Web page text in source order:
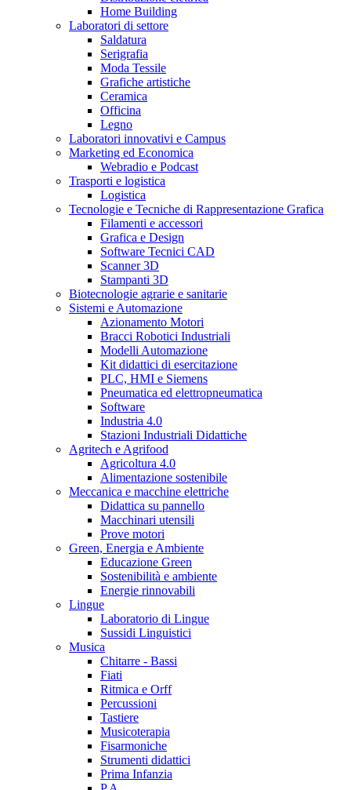
Home Building
Laboratori di settore
Saldatura
Serigrafia
Moda Tessile
Grafiche artistiche
Ceramica
Officina
Legno
Laboratori innovativi e Campus
Marketing ed Economica
Webradio e Podcast
Trasporti e logistica
Logistica
Tecnologie e Tecniche di Rappresentazione Grafica
Filamenti e accessori
Grafica e Design
Software Tecnici CAD
Scanner 3D
Stampanti 3D
Biotecnologie agrarie e sanitarie
Sistemi e Automazione
Azionamento Motori
Bracci Robotici Industriali
Modelli Automazione
Kit didattici di esercitazione
PLC, HMI e Siemens
Pneumatica ed elettropneumatica
Software
Industria 4.0
Stazioni Industriali Didattiche
Agritech e Agrifood
Agricoltura 4.0
Alimentazione sostenibile
Meccanica e macchine elettriche
Didattica su pannello
Macchinari utensili
Prove motori
Green, Energia e Ambiente
Educazione Green
Sostenibilità e ambiente
Energie rinnovabili
Lingue
Laboratorio di Lingue
Sussidi Linguistici
Musica
Chitarre - Bassi
Fiati
Ritmica e Orff
Percussioni
Tastiere
Musicoterapia
Fisarmoniche
Strumenti didattici
Prima Infanzia